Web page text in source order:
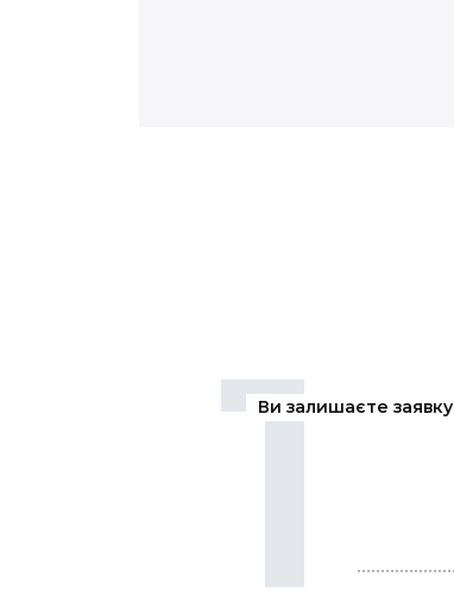
1
Ви залишаєте заявку